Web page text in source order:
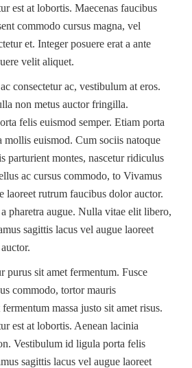
est at lobortis. Maecenas faucibus
commodo cursus magna, vel
et. Integer posuere erat a ante
velit aliquet.
consectetur ac, vestibulum at eros.
non metus auctor fringilla.
felis euismod semper. Etiam porta
mollis euismod. Cum sociis natoque
parturient montes, nascetur ridiculus
ac cursus commodo, to Vivamus
laoreet rutrum faucibus dolor auctor.
pharetra augue. Nulla vitae elit libero,
sagittis lacus vel augue laoreet
purus sit amet fermentum. Fusce
commodo, tortor mauris
massa justo sit amet risus.
est at lobortis. Aenean lacinia
Vestibulum id ligula porta felis
sagittis lacus vel augue laoreet